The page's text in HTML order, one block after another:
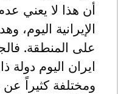
أن هذا لا يعني
الإيرانية اليوم،
على المنطقة.
ايران اليوم دولة
ومختلفة كثيراً عن